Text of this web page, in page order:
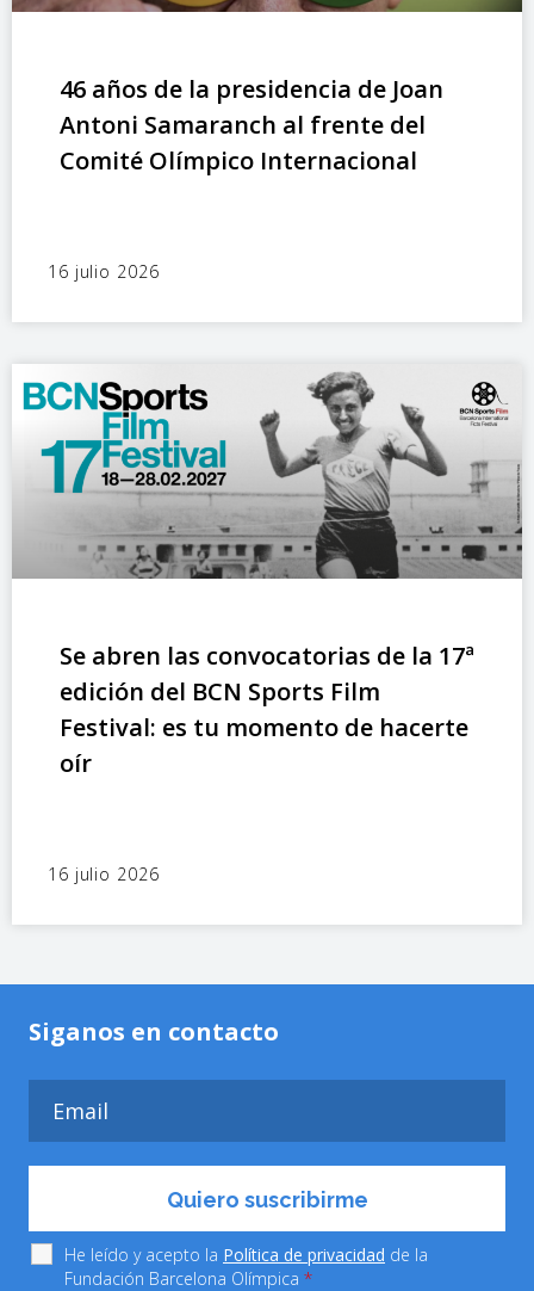
46 años de la presidencia de Joan
Antoni Samaranch al frente del
Comité Olímpico Internacional
16 julio 2026
Se abren las convocatorias de la 17ª
edición del BCN Sports Film
Festival: es tu momento de hacerte
oír
16 julio 2026
Siganos en contacto
He leído y acepto la Política de privacidad de la
Fundación Barcelona Olímpica *